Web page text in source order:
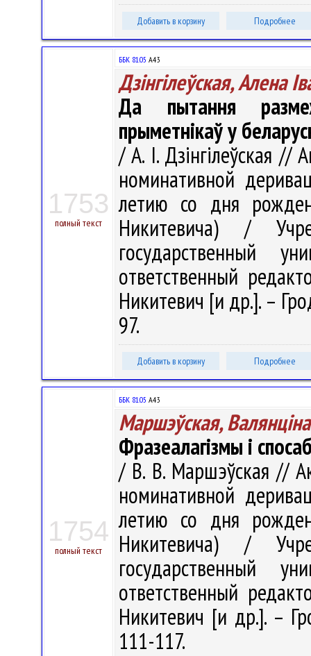
Добавить в корзину Подробнее
1753
полный текст
ББК 81.05 А43
Дзінгілеўская, Алена
Да пытання
прыметнікаў у
/ А. І. Дзінгілеўская //
номинативной
летию со дня
Никитевича) /
государственный
ответственный
Никитевич [и др.]. –
97.
Добавить в корзину Подробнее
1754
полный текст
ББК 81.05 А43
Маршэўская,
Фразеалагізмы і
/ В. В. Маршэўская //
номинативной
летию со дня
Никитевича) /
государственный
ответственный
Никитевич [и др.]. –
111-117.